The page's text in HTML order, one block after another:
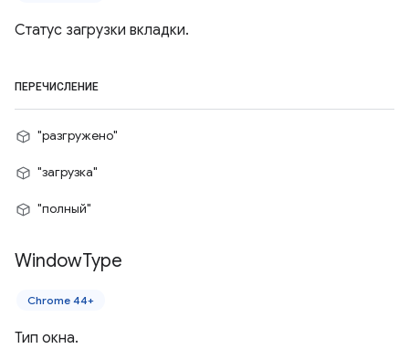
Статус загрузки вкладки.
ПЕРЕЧИСЛЕНИЕ
"разгружено"
"загрузка"
"полный"
WindowType
Chrome 44+
Тип окна.